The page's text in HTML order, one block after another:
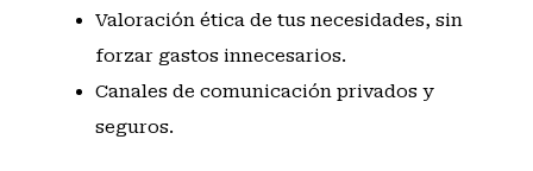
Valoración ética de tus necesidades, sin
forzar gastos innecesarios.
Canales de comunicación privados y
seguros.